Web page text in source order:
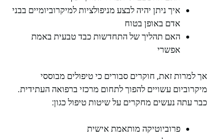
איך ניתן יהיה לבצע מניפולציות למיקרוביומיים בבני
אדם באופן בטוח
האם תהליך של התחדשות כבד טבעית באמת
אפשרי
אך למרות זאת, חוקרים סבורים כי טיפולים מבוססי
מיקרוביום עשויים להפוך לתחום מרכזי ברפואה העתידית.
כבר עתה נעשים מחקרים על שיטות טיפול כגון:
פרוביוטיקה מותאמת אישית